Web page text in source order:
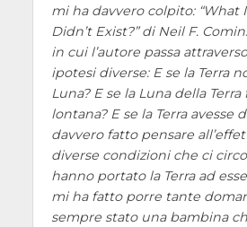
mi ha davvero colpito: “What
Didn’t Exist?” di Neil F.
in cui l’autore passa
ipotesi diverse: E se la Terra
Luna? E se la Luna della Terra
lontana? E se la Terra avesse
davvero fatto pensare
diverse condizioni che ci
hanno portato la Terra ad
mi ha fatto porre tante
sempre stato una bambina